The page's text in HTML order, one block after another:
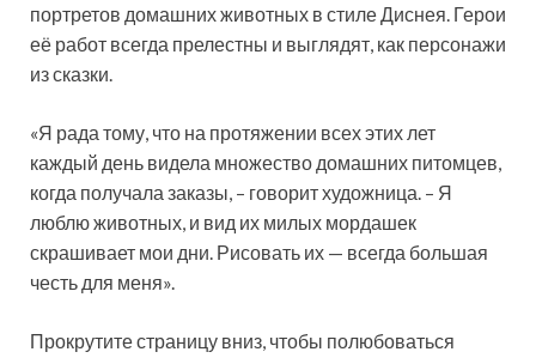
портретов домашних животных в стиле Диснея. Герои
её работ всегда прелестны и выглядят, как персонажи
из сказки.
«Я рада тому, что на протяжении всех этих лет
каждый день видела множество домашних питомцев,
когда получала заказы, – говорит художница. – Я
люблю животных, и вид их милых мордашек
скрашивает мои дни. Рисовать их — всегда большая
честь для меня».
Прокрутите страницу вниз, чтобы полюбоваться